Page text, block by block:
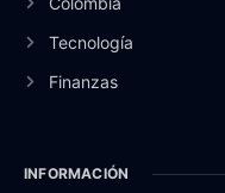
Tecnología
Finanzas
INFORMACIÓN